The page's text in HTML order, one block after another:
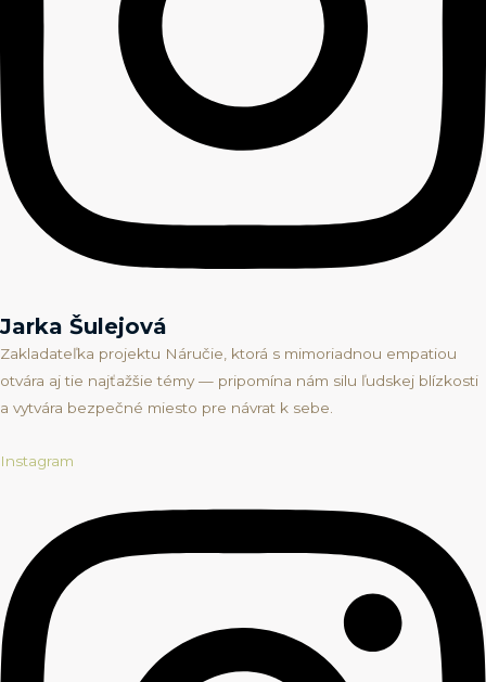
Jarka Šulejová
Zakladateľka projektu Náručie, ktorá s mimoriadnou empatiou
otvára aj tie najťažšie témy — pripomína nám silu ľudskej blízkosti
a vytvára bezpečné miesto pre návrat k sebe.
Instagram